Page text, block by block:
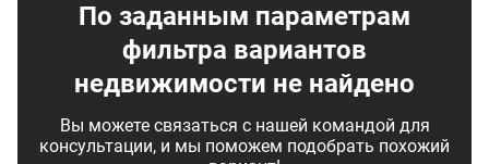
По заданным параметрам
фильтра вариантов
недвижимости не найдено
Вы можете связаться с нашей командой для
консультации, и мы поможем подобрать похожий